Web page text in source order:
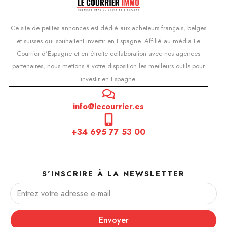
Ce site de petites annonces est dédié aux acheteurs français, belges
et suisses qui souhaitent investir en Espagne. Affilié au média Le
Courrier d'Espagne et en étroite collaboration avec nos agences
partenaires, nous mettons à votre disposition les meilleurs outils pour
investir en Espagne.
info@lecourrier.es
+34 695 77 53 00
S'INSCRIRE À LA NEWSLETTER
Envoyer